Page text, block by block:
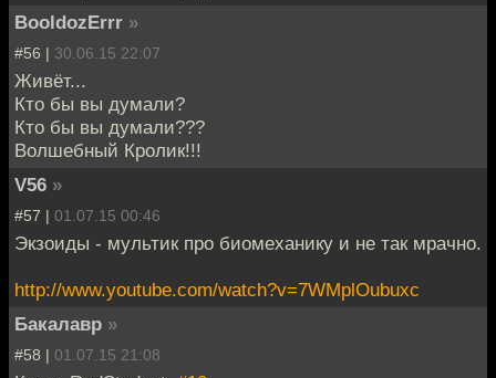
BooldozErrr »
#56 | 30.06.15 22:07
Живёт...
Кто бы вы думали?
Кто бы вы думали???
Волшебный Кролик!!!
V56 »
#57 | 01.07.15 00:46
Экзоиды - мультик про биомеханику и не так мрачно.
http://www.youtube.com/watch?v=7WMplOubuxc
Бакалавр »
#58 | 01.07.15 21:08